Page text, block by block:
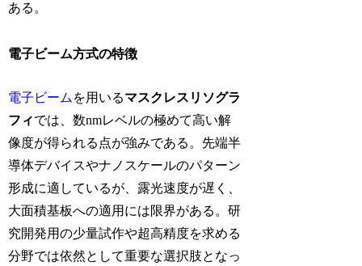
ある。
電子ビーム方式の特徴
電子ビーム を用いるマスクレスリソグラ
フィでは、数nmレベルの極めて高い解
像度が得られる点が強みである。先端半
導体デバイスやナノスケールのパターン
形成に適しているが、露光速度が遅く、
大面積基板への適用には限界がある。研
究開発用の少量試作や超高精度を求める
分野では依然として重要な選択肢となっ